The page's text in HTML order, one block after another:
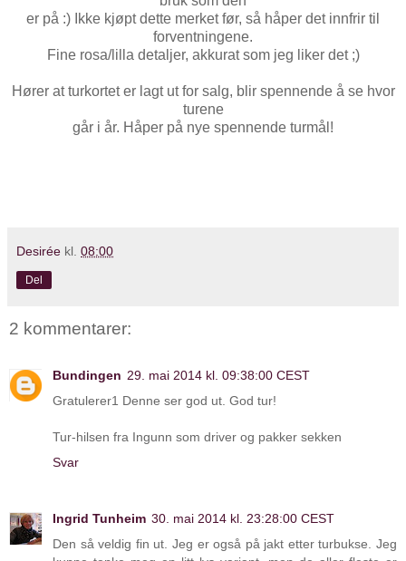
er på :) Ikke kjøpt dette merket før, så håper det innfrir til
forventningene.
Fine rosa/lilla detaljer, akkurat som jeg liker det ;)
Hører at turkortet er lagt ut for salg, blir spennende å se hvor
turene
går i år. Håper på nye spennende turmål!
Desirée kl. 08:00
Del
2 kommentarer:
Bundingen 29. mai 2014 kl. 09:38:00 CEST
Gratulerer1 Denne ser god ut. God tur!
Tur-hilsen fra Ingunn som driver og pakker sekken
Svar
Ingrid Tunheim 30. mai 2014 kl. 23:28:00 CEST
Den så veldig fin ut. Jeg er også på jakt etter turbukse. Jeg